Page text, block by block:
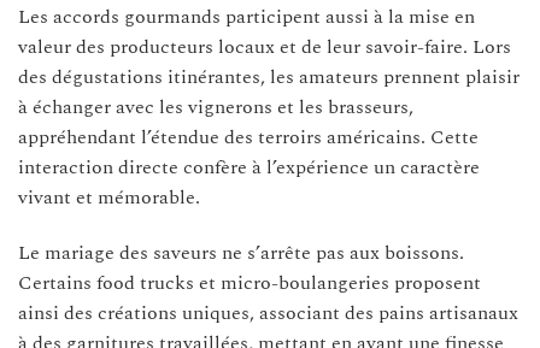
Les accords gourmands participent aussi à la mise en
valeur des producteurs locaux et de leur savoir-faire. Lors
des dégustations itinérantes, les amateurs prennent plaisir
à échanger avec les vignerons et les brasseurs,
appréhendant l’étendue des terroirs américains. Cette
interaction directe confère à l’expérience un caractère
vivant et mémorable.
Le mariage des saveurs ne s’arrête pas aux boissons.
Certains food trucks et micro-boulangeries proposent
ainsi des créations uniques, associant des pains artisanaux